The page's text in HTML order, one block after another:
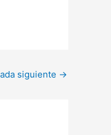
siguiente →